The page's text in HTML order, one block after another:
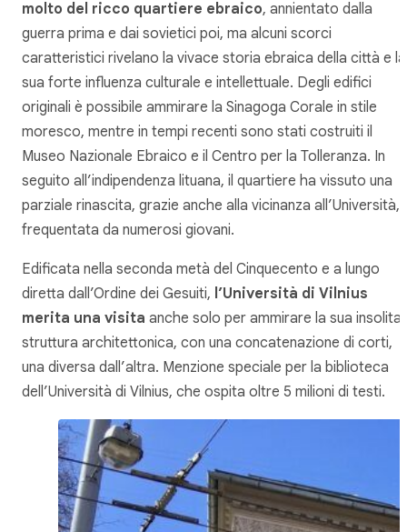
molto del ricco quartiere ebraico, annientato dalla
guerra prima e dai sovietici poi, ma alcuni scorci
caratteristici rivelano la vivace storia ebraica della città e la
sua forte influenza culturale e intellettuale. Degli edifici
originali è possibile ammirare la Sinagoga Corale in stile
moresco, mentre in tempi recenti sono stati costruiti il
Museo Nazionale Ebraico e il Centro per la Tolleranza. In
seguito all’indipendenza lituana, il quartiere ha vissuto una
parziale rinascita, grazie anche alla vicinanza all’Università,
frequentata da numerosi giovani.
Edificata nella seconda metà del Cinquecento e a lungo
diretta dall’Ordine dei Gesuiti, l’Università di Vilnius
merita una visita anche solo per ammirare la sua insolita
struttura architettonica, con una concatenazione di corti,
una diversa dall’altra. Menzione speciale per la biblioteca
dell’Università di Vilnius, che ospita oltre 5 milioni di testi.